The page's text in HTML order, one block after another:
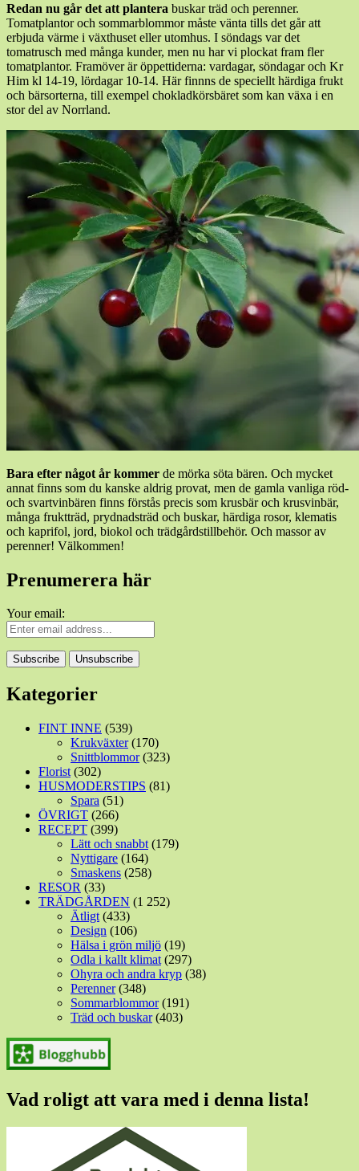
20157
maj,
2015
Redan nu går det att plantera buskar träd och perenner.
Tomatplantor och sommarblommor måste vänta tills det går att
erbjuda värme i växthuset eller utomhus. I söndags var det
tomatrusch med många kunder, men nu har vi plockat fram fler
tomatplantor. Framöver är öppettiderna: vardagar, söndagar och Kr
Him kl 14-19, lördagar 10-14. Här finnns de speciellt härdiga frukt
och bärsorterna, till exempel chokladkörsbäret som kan växa i en
stor del av Norrland.
Bara efter något år kommer de mörka söta bären. Och mycket
annat finns som du kanske aldrig provat, men de gamla vanliga röd-
och svartvinbären finns förstås precis som krusbär och krusvinbär,
många fruktträd, prydnadsträd och buskar, härdiga rosor, klematis
och kaprifol, jord, biokol och trädgårdstillbehör. Och massor av
perenner! Välkommen!
Prenumerera här
Your email:
Kategorier
FINT INNE (539)
Krukväxter(170)
Snittblommor(323)
Florist (302)
HUSMODERSTIPS (81)
Spara (51)
ÖVRIGT (266)
RECEPT (399)
Lätt och snabbt (179)
Nyttigare (164)
Smaskens (258)
RESOR (33)
TRÄDGÅRDEN (1 252)
Ätligt (433)
Design (106)
Hälsa i grön miljö (19)
Odla i kallt klimat (297)
Ohyra och andra kryp (38)
Perenner(348)
Sommarblommor(191)
Träd och buskar(403)
Vad roligt att vara med i denna lista!